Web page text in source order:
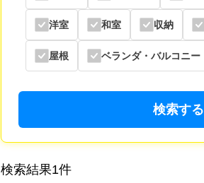
洋室 和室 収納
屋根 ベランダ・バルコニー
検索する
検索結果1件